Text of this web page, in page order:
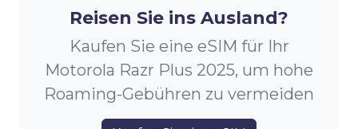
Reisen Sie ins Ausland?
Kaufen Sie eine eSIM für Ihr
Motorola Razr Plus 2025, um hohe
Roaming-Gebühren zu vermeiden